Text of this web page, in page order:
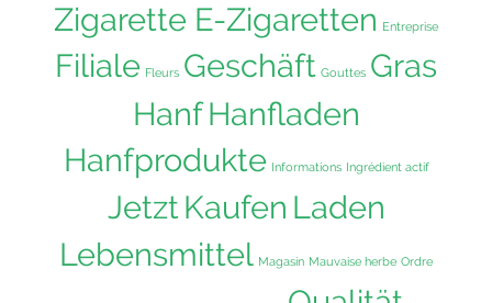
Zigarette E-Zigaretten Entreprise
Filiale Fleurs Geschäft Gouttes Gras
HanfHanfladen
Hanfprodukte Informations Ingrédient actif
JetztKaufen Laden
Lebensmittel Magasin Mauvaise herbe Ordre